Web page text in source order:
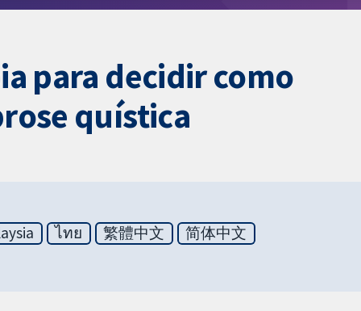
para decidir como
quística
ไทย 繁體中文
简体中文